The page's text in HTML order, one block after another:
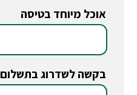
אוכל מיוחד בטיסה
בקשה לשדרוג בתשלום